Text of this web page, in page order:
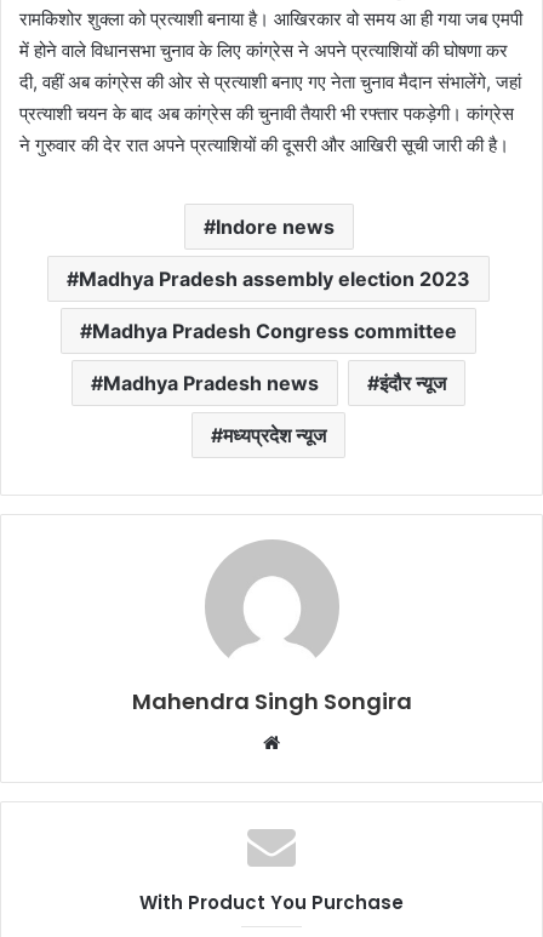
रामकिशोर शुक्ला को प्रत्याशी बनाया है। आखिरकार वो समय आ ही गया जब एमपी
में होने वाले विधानसभा चुनाव के लिए कांग्रेस ने अपने प्रत्याशियों की घोषणा कर
दी, वहीं अब कांग्रेस की ओर से प्रत्याशी बनाए गए नेता चुनाव मैदान संभालेंगे, जहां
प्रत्याशी चयन के बाद अब कांग्रेस की चुनावी तैयारी भी रफ्तार पकड़ेगी। कांग्रेस
ने गुरुवार की देर रात अपने प्रत्याशियों की दूसरी और आखिरी सूची जारी की है।
Indore news
Madhya Pradesh assembly election 2023
Madhya Pradesh Congress committee
Madhya Pradesh news इंदौर न्यूज
मध्यप्रदेश न्यूज
Mahendra Singh Songira
Website
With Product You Purchase